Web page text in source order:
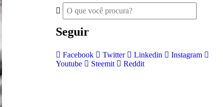
Seguir
Facebook Twitter Linkedin
Instagram
Youtube
Steemit Reddit